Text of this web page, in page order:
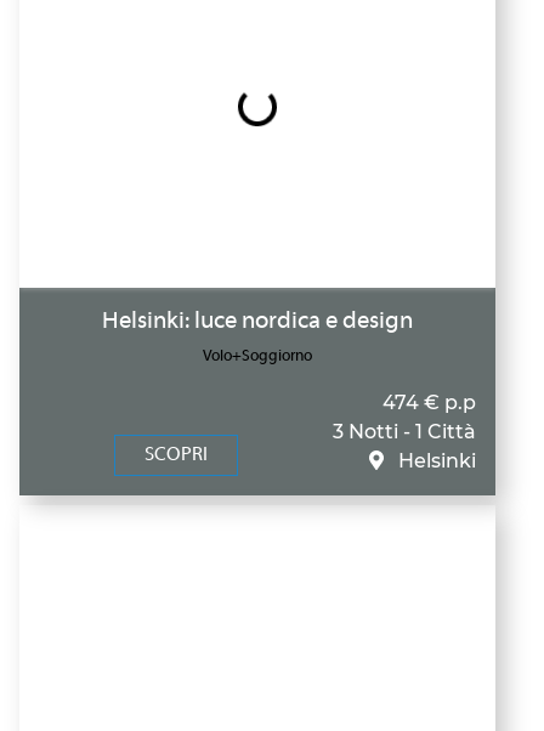
Helsinki: luce nordica e design
Volo+Soggiorno
SCOPRI
474 € p.p
3 Notti - 1 Città
Helsinki